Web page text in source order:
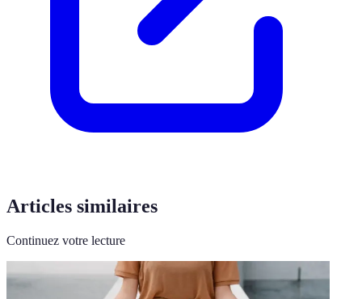
Articles similaires
Continuez votre lecture